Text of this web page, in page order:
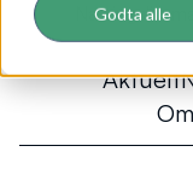
Godta alle
Aktuelt